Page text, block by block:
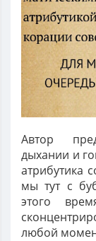
Автор
дыхании и
атрибутика
мы тут с
этого
любой